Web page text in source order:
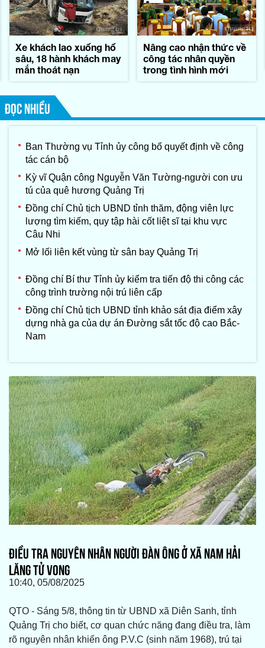
Xe khách lao xuống hố
sâu, 18 hành khách may
mắn thoát nạn
Nâng cao nhận thức về
công tác nhân quyền
trong tình hình mới
ĐỌC NHIỀU
Ban Thường vụ Tỉnh ủy công bố quyết định về công
tác cán bộ
Kỳ vĩ Quận công Nguyễn Văn Tường-người con ưu
tú của quê hương Quảng Trị
Đồng chí Chủ tịch UBND tỉnh thăm, động viên lực
lượng tìm kiếm, quy tập hài cốt liệt sĩ tại khu vực
Câu Nhi
Mở lối liên kết vùng từ sân bay Quảng Trị
Đồng chí Bí thư Tỉnh ủy kiểm tra tiến độ thi công các
công trình trường nội trú liên cấp
Đồng chí Chủ tịch UBND tỉnh khảo sát địa điểm xây
dựng nhà ga của dự án Đường sắt tốc độ cao Bắc-
Nam
ĐIỀU TRA NGUYÊN NHÂN NGƯỜI ĐÀN ÔNG Ở XÃ NAM HẢI
LĂNG TỬ VONG
10:40, 05/08/2025
QTO - Sáng 5/8, thông tin từ UBND xã Diên Sanh, tỉnh
Quảng Trị cho biết, cơ quan chức năng đang điều tra, làm
rõ nguyên nhân khiến ông P.V.C (sinh năm 1968), trú tại